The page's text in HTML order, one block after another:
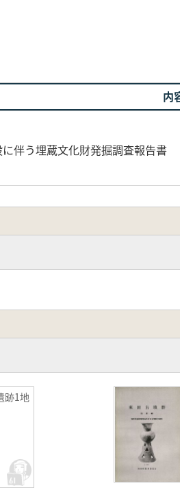
内
伴う埋蔵文化財発掘調査報告書
跡1地